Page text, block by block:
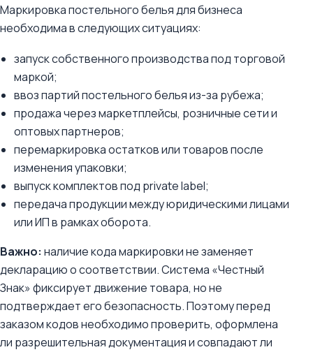
Маркировка постельного белья для бизнеса
необходима в следующих ситуациях:
запуск собственного производства под торговой
маркой;
ввоз партий постельного белья из-за рубежа;
продажа через маркетплейсы, розничные сети и
оптовых партнеров;
перемаркировка остатков или товаров после
изменения упаковки;
выпуск комплектов под private label;
передача продукции между юридическими лицами
или ИП в рамках оборота.
Важно: наличие кода маркировки не заменяет
декларацию о соответствии. Система «Честный
Знак» фиксирует движение товара, но не
подтверждает его безопасность. Поэтому перед
заказом кодов необходимо проверить, оформлена
ли разрешительная документация и совпадают ли